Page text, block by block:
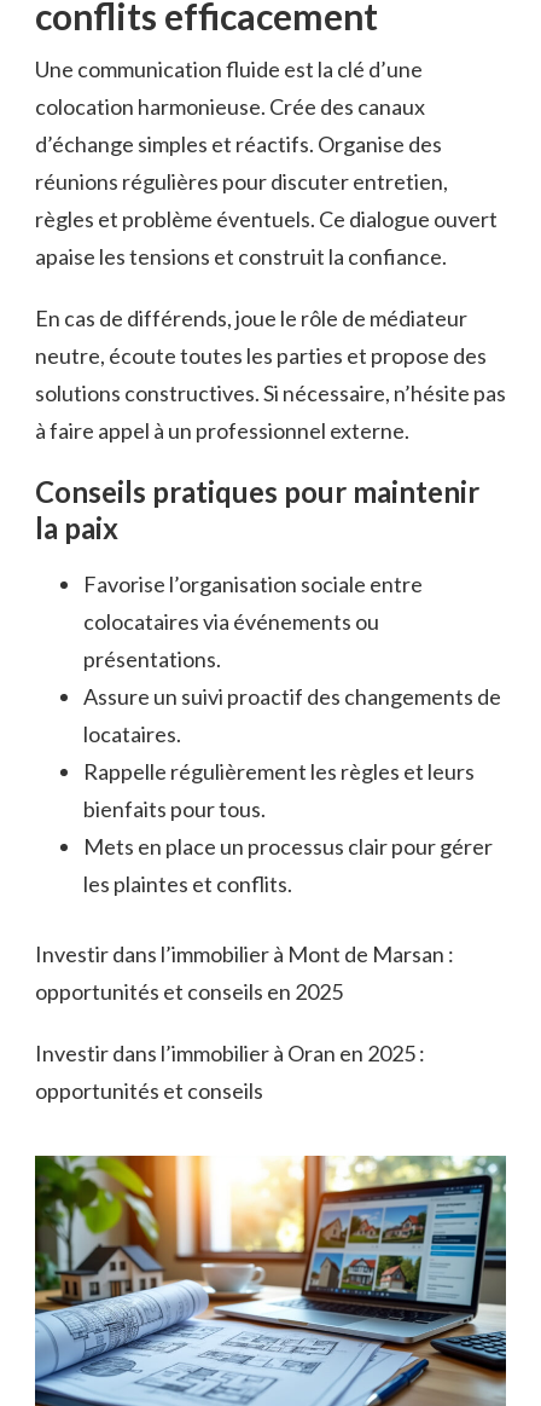
conflits efficacement
Une communication fluide est la clé d’une
colocation harmonieuse. Crée des canaux
d’échange simples et réactifs. Organise des
réunions régulières pour discuter entretien,
règles et problème éventuels. Ce dialogue ouvert
apaise les tensions et construit la confiance.
En cas de différends, joue le rôle de médiateur
neutre, écoute toutes les parties et propose des
solutions constructives. Si nécessaire, n’hésite pas
à faire appel à un professionnel externe.
Conseils pratiques pour maintenir
la paix
Favorise l’organisation sociale entre
colocataires via événements ou
présentations.
Assure un suivi proactif des changements de
locataires.
Rappelle régulièrement les règles et leurs
bienfaits pour tous.
Mets en place un processus clair pour gérer
les plaintes et conflits.
Investir dans l’immobilier à Mont de Marsan :
opportunités et conseils en 2025
Investir dans l’immobilier à Oran en 2025 :
opportunités et conseils